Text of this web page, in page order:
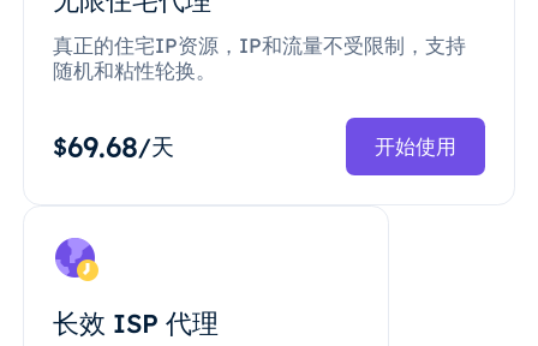
真正的住宅IP资源，IP和流量不受限制，支持
随机和粘性轮换。
$69.68/天 开始使用
长效 ISP 代理